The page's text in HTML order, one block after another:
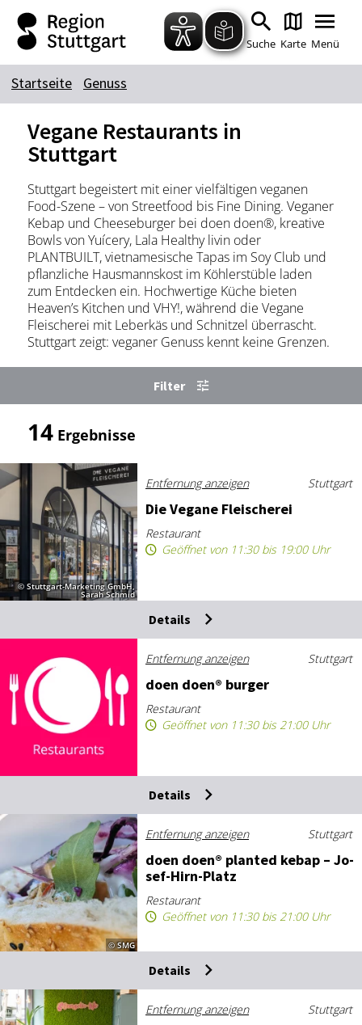
Zum Hauptinhalt springen
Zur Suche springen
Zur Hauptnavigation
Zum Footer springen
Suche Karte Menü
Suchbegriff
Stadtführungen
Tickets
Citytour
Übernachtung
Erlebnisse
Essen & Trinken
Wein
Automobil
Kultur
Feste & Highlights
Startseite Genuss
Vegane Restaurants in
Stuttgart
Stuttgart begeistert mit einer vielfältigen veganen
Food-Szene – von Streetfood bis Fine Dining. Veganer
Kebap und Cheeseburger bei doen doen®, kreative
Bowls von Yuícery, Lala Healthy livin oder
PLANTBUILT, vietnamesische Tapas im Soy Club und
pflanzliche Hausmannskost im Köhlerstüble laden
zum Entdecken ein. Hochwertige Küche bieten
Heaven’s Kitchen und VHY!, während die Vegane
Fleischerei mit Leberkäs und Schnitzel überrascht.
Stuttgart zeigt: veganer Genuss kennt keine Grenzen.
Filter
14Ergebnisse
© Stuttgart-Marketing GmbH,
Sarah Schmid
Entfernung anzeigen Stuttgart
Die Ve­ga­ne Flei­sche­rei
Restaurant
Geöffnet von 11:30 bis 19:00 Uhr
Details
Entfernung anzeigen Stuttgart
do­en do­en® bur­ger
Restaurant
Geöffnet von 11:30 bis 21:00 Uhr
Details
© SMG
Entfernung anzeigen Stuttgart
do­en do­en® plan­ted ke­bap – Jo­
sef-Hirn-Platz
Restaurant
Geöffnet von 11:30 bis 21:00 Uhr
Details
Entfernung anzeigen Stuttgart